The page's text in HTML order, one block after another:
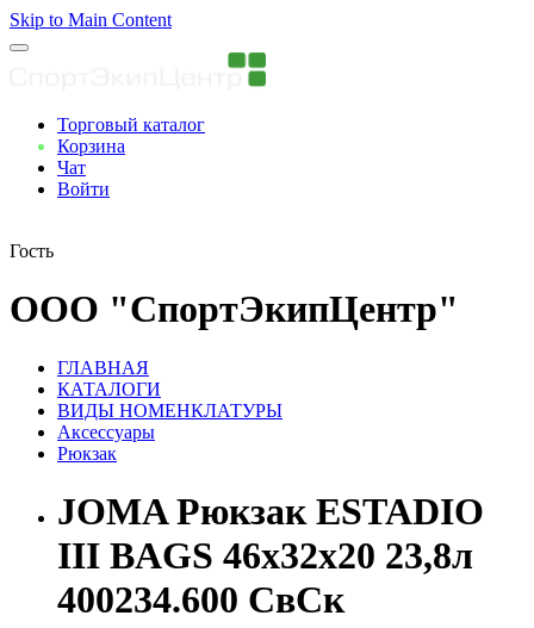
Skip to Main Content
Торговый каталог
Корзина
Чат
Войти
Гость
ООО "СпортЭкипЦентр"
ГЛАВНАЯ
КАТАЛОГИ
ВИДЫ НОМЕНКЛАТУРЫ
Аксессуары
Рюкзак
JOMA Рюкзак ESTADIO
III BAGS 46х32х20 23,8л
400234.600 СвСк